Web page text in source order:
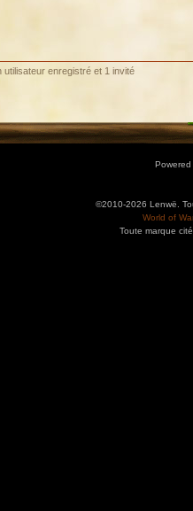
enregistré et 1 invité
©2010-2026 Lenwë.
World of
Toute marque